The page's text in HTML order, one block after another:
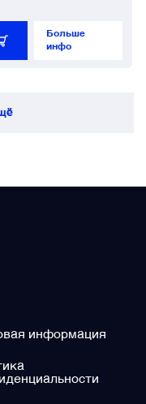
Больше
инфо
информация